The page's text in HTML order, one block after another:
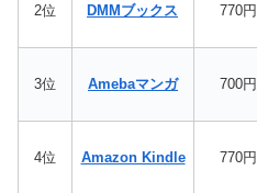
2位 DMMブックス 770円
3位 Amebaマンガ 700円
4位 Amazon Kindle 770円